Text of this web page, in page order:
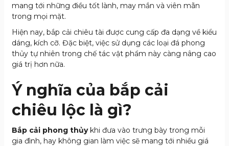
mang tới những điều tốt lành, may mắn và viên mãn
trong mọi mặt.
Hiện nay, bắp cải chiêu tài được cung cấp đa dạng về kiểu
dáng, kích cỡ. Đặc biệt, việc sử dụng các loại đá phong
thủy tự nhiên trong chế tác vật phẩm này càng nâng cao
giá trị hơn nữa.
Ý nghĩa của bắp cải
chiêu lộc là gì?
Bắp cải phong thủy khi đưa vào trưng bày trong mỗi
gia đình, hay không gian làm việc sẽ mang tới nhiều giá